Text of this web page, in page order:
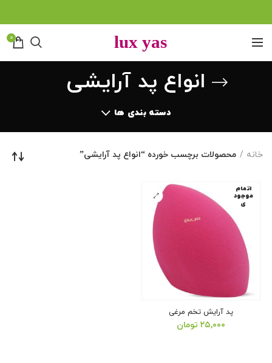
0
انواع پد آرایشی
دسته بندی ها
خانه محصولات برچسب خورده “انواع پد آرایشی”
اتمام
موجود
ی
پد آرایش تخم مرغی
۲۵,۰۰۰ تومان